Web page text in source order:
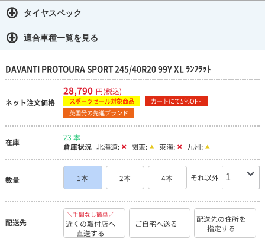
タイヤスペック
適合車種一覧を見る
DAVANTI PROTOURA SPORT 245/40R20 99Y XL ﾗﾝﾌﾗｯﾄ
ネット注文価格
28,790 円(税込)
スポーツセール対象商品
カートにて5％OFF
英国発の先進ブランド
在庫
23 本
倉庫状況 北海道: 関東: 東海: 九州:
数量 1本 2本 4本 それ以外
配送先
＼手間なし簡単／
近くの取付店へ
直送する
ご自宅へ送る
配送先の住所を
指定する